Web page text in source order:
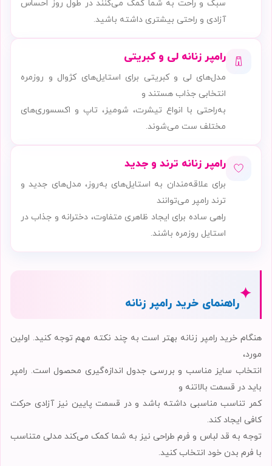
سبک و راحت به شما کمک می‌کنند در طول روز احساس
آزادی و راحتی بیشتری داشته باشید.
رامپر زنانه لی و کبریتی
مدل‌های لی و کبریتی برای استایل‌های کژوال و روزمره
انتخابی جذاب هستند و
به‌راحتی با انواع تیشرت، شومیز، تاپ و اکسسوری‌های
مختلف ست می‌شوند.
رامپر زنانه ترند و جدید
برای علاقه‌مندان به استایل‌های به‌روز، مدل‌های جدید و
ترند رامپر می‌توانند
راهی ساده برای ایجاد ظاهری متفاوت، دخترانه و جذاب در
استایل روزمره باشند.
✦راهنمای خرید رامپر زنانه
هنگام خرید رامپر زنانه بهتر است به چند نکته مهم توجه کنید. اولین
مورد،
انتخاب سایز مناسب و بررسی جدول اندازه‌گیری محصول است. رامپر
باید در قسمت بالاتنه و
کمر تناسب مناسبی داشته باشد و در قسمت پایین نیز آزادی حرکت
کافی ایجاد کند.
توجه به قد لباس و فرم طراحی نیز به شما کمک می‌کند مدلی متناسب
با فرم بدن خود انتخاب کنید.